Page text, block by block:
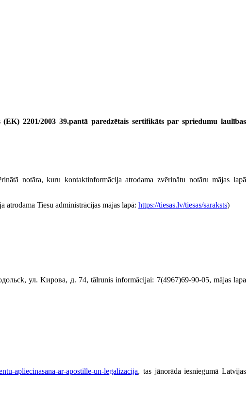
(EK) 2201/2003 39.pantā paredzētais sertifikāts par spriedumu laulības
notāra, kuru kontaktinformācija atrodama zvērinātu notāru mājas lapā
atrodama Tiesu administrācijas mājas lapā: https://tiesas.lv/tiesas/saraksts)
ул. Kирoвa, д. 74, tālrunis informācijai: 7(4967)69-90-05, mājas lapa
apliecinasana-ar-apostille-un-legalizacija, tas jānorāda iesniegumā Latvijas